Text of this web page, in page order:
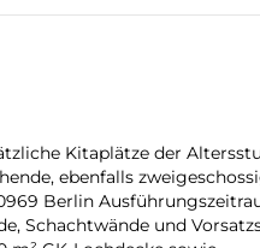
Kitaplätze der
ebenfalls
Berlin
Schachtwände und